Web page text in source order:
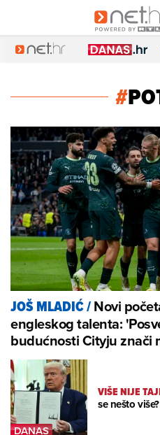
#
JOŠ MLADIĆ/Novi
engleskog talenta:
budućnosti Cityju znači
VIŠE NIJE
se nešto